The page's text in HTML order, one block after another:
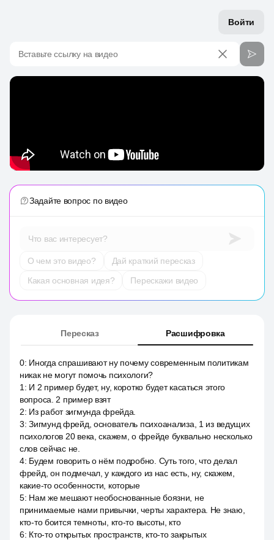
Войти
Вставьте ссылку на видео
Задайте вопрос по видео
Что вас интересует?
О чем это видео?
Дай краткий пересказ
Какая основная идея?
Перескажи видео
Пересказ Расшифровка
0: Иногда спрашивают ну почему современным политикам
никак не могут помочь психологи?
1 : И 2 пример будет, ну, коротко будет касаться этого
вопроса. 2 пример взят
2: Из работ зигмунда фрейда.
3:Зигмунд фрейд, основатель психоанализа, 1 из ведущих
психологов 20 века, скажем, о фрейде буквально несколько
слов сейчас не.
4: Будем говорить о нём подробно. Суть того, что делал
фрейд, он подмечал, у каждого из нас есть, ну, скажем,
какие-то особенности, которые
5: Нам же мешают необоснованные боязни, не
принимаемые нами привычки, черты характера. Не знаю,
кто-то боится темноты, кто-то высоты, кто
6: Кто-то открытых пространств, кто-то закрытых